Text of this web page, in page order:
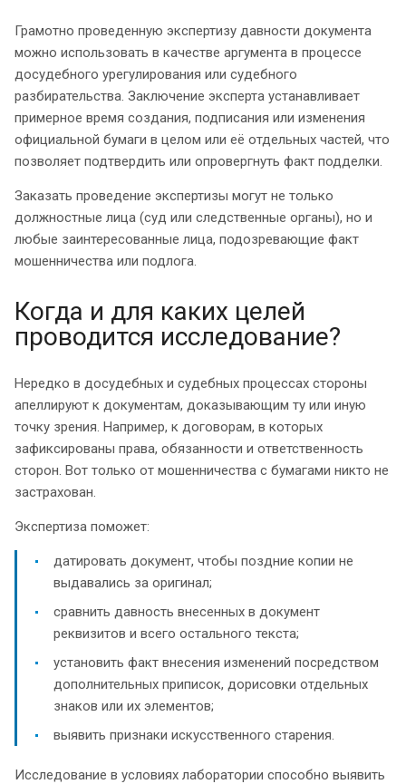
Грамотно проведенную экспертизу давности документа
можно использовать в качестве аргумента в процессе
досудебного урегулирования или судебного
разбирательства. Заключение эксперта устанавливает
примерное время создания, подписания или изменения
официальной бумаги в целом или её отдельных частей, что
позволяет подтвердить или опровергнуть факт подделки.
Заказать проведение экспертизы могут не только
должностные лица (суд или следственные органы), но и
любые заинтересованные лица, подозревающие факт
мошенничества или подлога.
Когда и для каких целей
проводится исследование?
Нередко в досудебных и судебных процессах стороны
апеллируют к документам, доказывающим ту или иную
точку зрения. Например, к договорам, в которых
зафиксированы права, обязанности и ответственность
сторон. Вот только от мошенничества с бумагами никто не
застрахован.
Экспертиза поможет:
датировать документ, чтобы поздние копии не
выдавались за оригинал;
сравнить давность внесенных в документ
реквизитов и всего остального текста;
установить факт внесения изменений посредством
дополнительных приписок, дорисовки отдельных
знаков или их элементов;
выявить признаки искусственного старения.
Исследование в условиях лаборатории способно выявить